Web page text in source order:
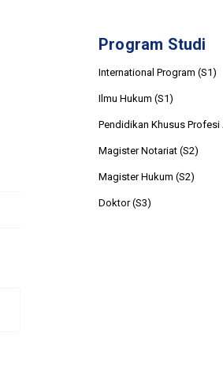
Program Studi
International Program (S1)
Ilmu Hukum (S1)
Pendidikan Khusus
Magister Notariat (S2)
Magister Hukum (S2)
Doktor (S3)